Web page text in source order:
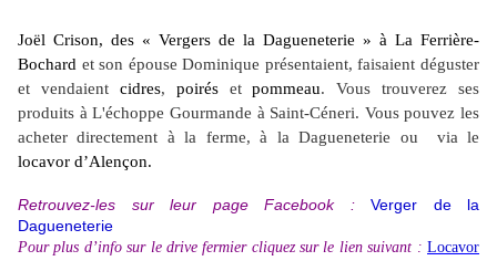
Joël Crison, des « Vergers de la Dagueneterie » à La Ferrière-
Bochard et son épouse Dominique présentaient, faisaient déguster
et vendaient cidres, poirés etpommeau. Vous trouverez ses
produits à L'échoppe Gourmande à Saint-Céneri. Vous pouvez les
acheter directement à la ferme, à la Dagueneterie ou via le
locavor d’Alençon.
Retrouvez-les sur leur page Facebook : Verger de la
Dagueneterie
Pour plus d’info sur le drive fermier cliquez sur le lien suivant : Locavor